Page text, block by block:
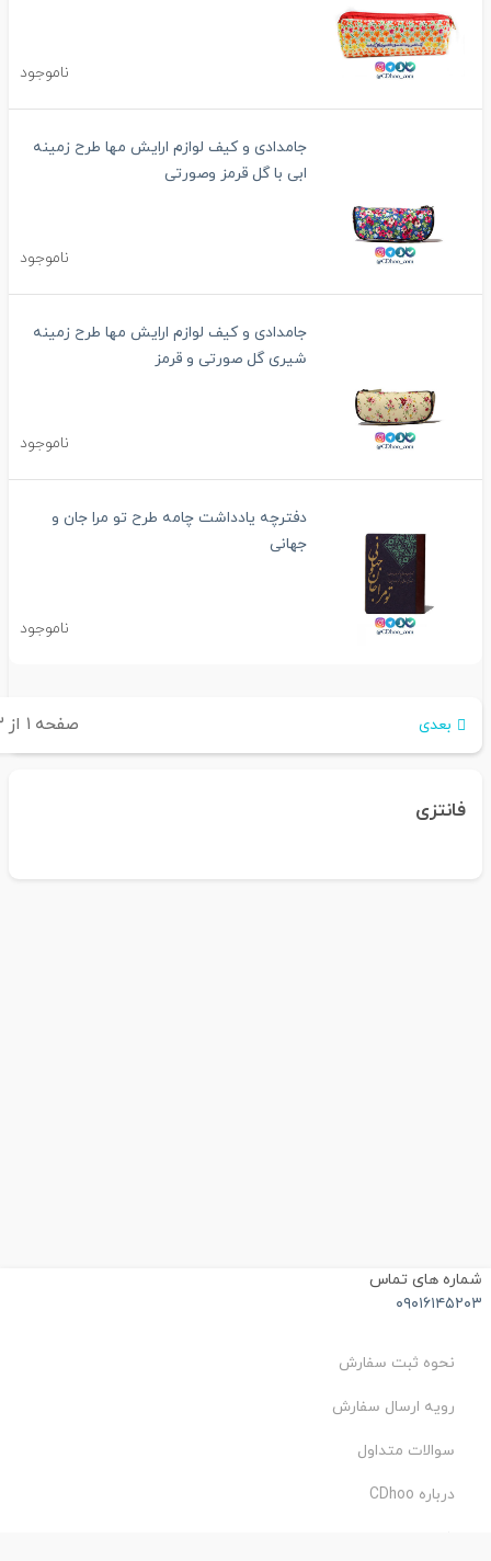
ناموجود
جامدادی و کیف لوازم ارایش مها طرح زمینه
ابی با گل قرمز وصورتی
ناموجود
جامدادی و کیف لوازم ارایش مها طرح زمینه
شیری گل صورتی و قرمز
ناموجود
دفترچه یادداشت چامه طرح تو مرا جان و
جهانی
ناموجود
صفحه ۱ از بعدی
فانتزی
شماره های تماس
۰۹۰۱۶۱۴۵۲۰۳
نحوه ثبت سفارش
رویه ارسال سفارش
سوالات متداول
درباره CDhoo